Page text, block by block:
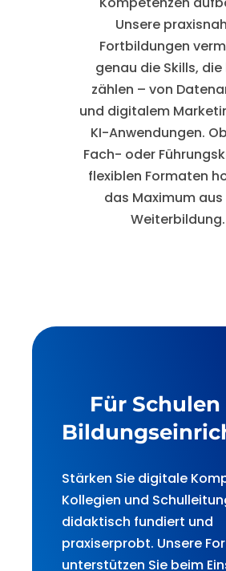
Unsere
Fortbildungen
genau die Skills,
zählen – von
und digitalem
KI-Anwendungen.
Fach- oder
flexiblen Formaten
das Maximum aus
Weiterbildung.
Für
Stärken Sie digitale
Kollegien und
didaktisch fundiert und
praxiserprobt. Unsere
unterstützen Sie beim